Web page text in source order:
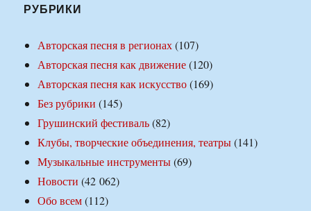
РУБРИКИ
Авторская песня в регионах(107)
Авторская песня как движение(120)
Авторская песня как искусство(169)
Без рубрики (145)
Грушинский фестиваль(82)
Клубы, творческие объединения, театры(141)
Музыкальные инструменты(69)
Новости (42 062)
Обо всем(112)